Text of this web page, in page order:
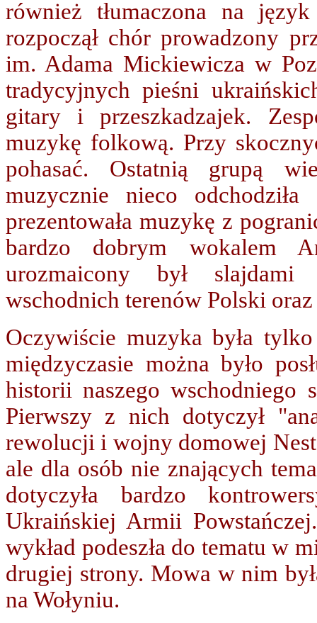
również tłumaczona na
rozpoczął chór prowadzony
im. Adama Mickiewicza w
tradycyjnych pieśni
gitary i przeszkadzajek.
muzykę folkową. Przy
pohasać. Ostatnią grupą
muzycznie nieco
prezentowała muzykę z
bardzo dobrym wokalem
urozmaicony był slajdami
wschodnich terenów Polski
Oczywiście muzyka była
międzyczasie można było
historii naszego
Pierwszy z nich dotyczył
rewolucji i wojny domowej
ale dla osób nie znających
dotyczyła bardzo
Ukraińskiej Armii
wykład podeszła do tematu w
drugiej strony. Mowa w nim
na Wołyniu.